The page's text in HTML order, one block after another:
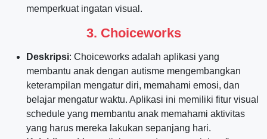
memperkuat ingatan visual.
3. Choiceworks
Deskripsi: Choiceworks adalah aplikasi yang
membantu anak dengan autisme mengembangkan
keterampilan mengatur diri, memahami emosi, dan
belajar mengatur waktu. Aplikasi ini memiliki fitur visual
schedule yang membantu anak memahami aktivitas
yang harus mereka lakukan sepanjang hari.